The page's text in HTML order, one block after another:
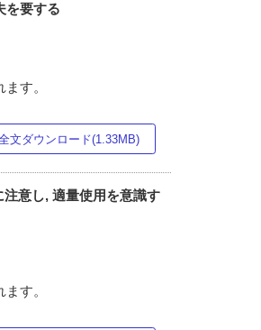
を要する
す。
文ダウンロード(1.33MB)
意し, 適量使用を意識す
す。